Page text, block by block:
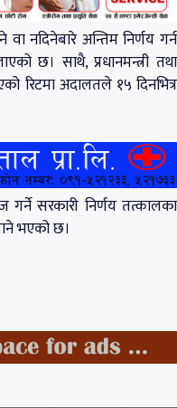
नदिनेबारे अन्तिम निर्णय गर्न
छ। साथै, प्रधानमन्त्री तथा
रिटमा अदालतले १५ दिनभित्र
गर्ने सरकारी निर्णय तत्कालका
भएको छ।